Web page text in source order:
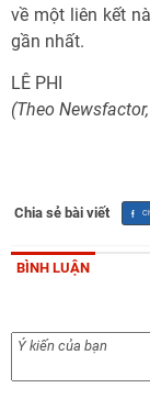
về một liên kết
gần nhất.
LÊ PHI
(Theo
Chia sẻ bài viết
BÌNH LUẬN